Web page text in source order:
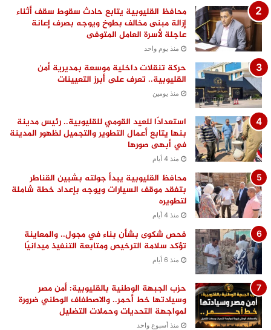
محافظ القليوبية يتابع حادث سقوط سقف أثناء
إزالة مبنى مخالف بطوخ ويوجه بصرف إعانة
عاجلة لأسرة العامل المتوفى
منذ يوم واحد
حركة تنقلات داخلية موسعة بمديرية أمن
القليوبية.. تعرف على أبرز التعيينات
منذ يومين
استعدادًا للعيد القومي للقليوبية.. رئيس مدينة
بنها يتابع أعمال التطوير والتجميل لظهور المدينة
في أبهى صورها
منذ 4 أيام
محافظ القليوبية يبدأ جولته بشبين القناطر
بتفقد موقف السيارات ويوجه بإعداد خطة شاملة
لتطويره
منذ 4 أيام
فحص شكوى بشأن بناء في مجول.. والمعاينة
تؤكد سلامة الترخيص ومتابعة التنفيذ ميدانيًا
منذ 6 أيام
حزب الجبهة الوطنية بالقليوبية: أمن مصر
وسيادتها خط أحمر.. والاصطفاف الوطني ضرورة
لمواجهة التحديات وحملات التضليل
منذ أسبوع واحد